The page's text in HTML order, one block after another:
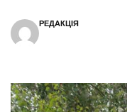
РЕДАКЦІЯ